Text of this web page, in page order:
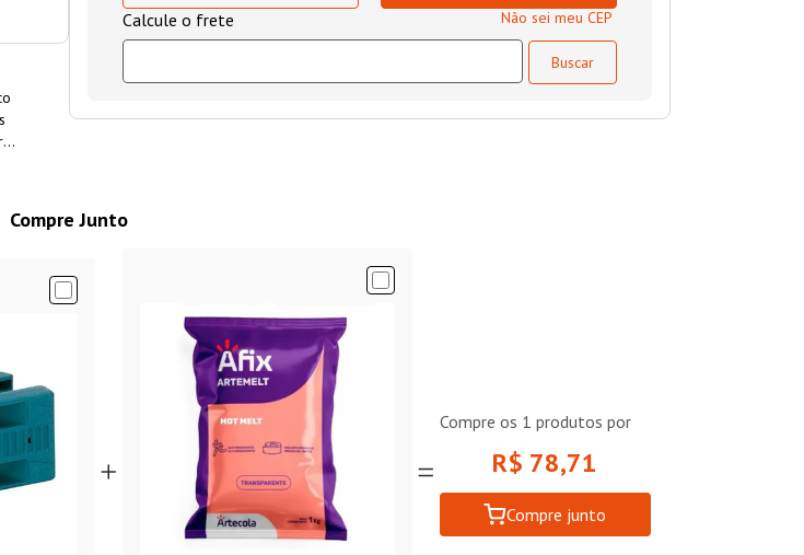
Não sei meu CEP
Compre Junto
Compre os 1 produtos por
R$ 78,71
Compre junto